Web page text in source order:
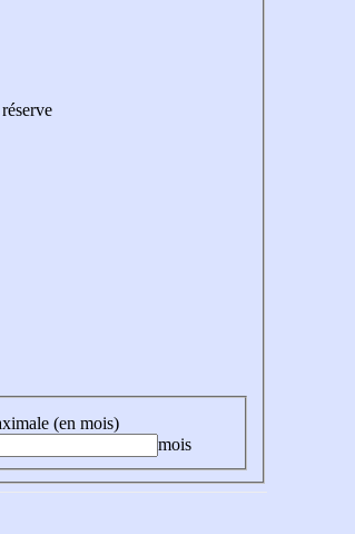
(en mois)
mois